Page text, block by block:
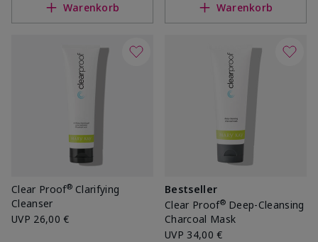
Warenkorb Warenkorb
Clear Proof®Clarifying
Cleanser
UVP 26,00 €
Bestseller
Clear Proof®Deep-Cleansing
Charcoal Mask
UVP 34,00 €